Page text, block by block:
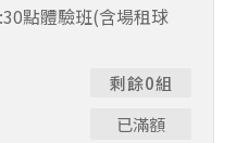
享受團體運動樂趣！ 如
無法如期舉行，POA將視
完成後，如因天候因素
恕不退費，請參閱【報名
您已同意上述規則。
點體驗班(含場租球
剩餘0組
已滿額